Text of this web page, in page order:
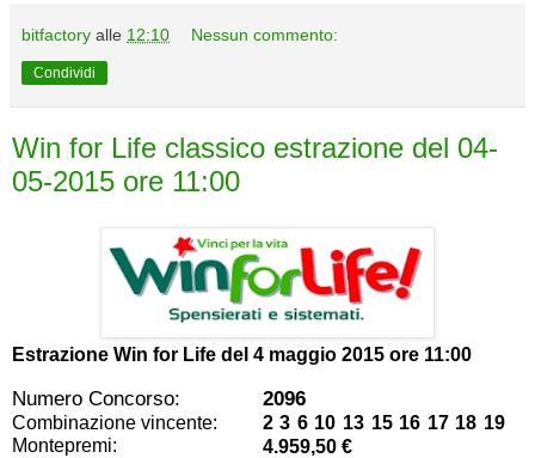
bitfactory alle 12:10 Nessun commento:
Condividi
Win for Life classico estrazione del 04-
05-2015 ore 11:00
Estrazione Win for Life del 4 maggio 2015 ore 11:00
Numero Concorso: 2096
Combinazione vincente:
2 3 6 10 13 15 16 17 18 19
Montepremi:
4.959,50 €